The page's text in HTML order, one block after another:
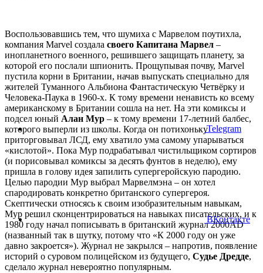
Воспользовавшись тем, что шумиха с Марвелом поутихла,
компания Marvel создала своего Капитана Марвел –
инопланетного военного, решившего защищать планету, за
которой его послали шпионить. Прощупывая почву, Marvel
пустила корни в Британии, начав выпускать специально для
жителей Туманного Альбиона Фантастическую Четвёрку и
Человека-Паука в 1960-х. К тому времени ненависть ко всему
американскому в Британии сошла на нет. На эти комиксы и
подсел юный Алан Мур – к тому времени 17-летний балбес,
которого выперли из школы. Когда он потихоньку
приторговывал ЛСД, ему хватило ума самому упарываться
«кислотой». Пока Мур подрабатывал чистильщиком сортиров
(и порисовывал комиксы за десять фунтов в неделю), ему
пришла в голову идея запилить супергеройскую пародию.
Целью пародии Мур выбрал Марвелмэна – он хотел
спародировать конкретно британского супергероя.
Скептически относясь к своим изобразительным навыкам,
Мур решил сконцентрироваться на навыках писательских, и к
1980 году начал пописывать в британский журнал 2000AD
(названный так в шутку, потому что «К 2000 году он уже
давно закроется»). Журнал не закрылся – напротив, появление
историй о суровом полицейском из будущего, Судье Дредде,
сделало журнал невероятно популярным.
Telegram
ВКонтакте